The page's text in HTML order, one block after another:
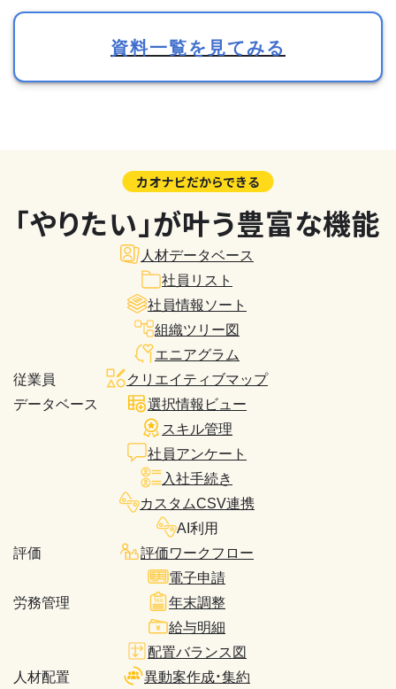
資料一覧を見てみる
カオナビだからできる
「やりたい」が叶う豊富な機能
従業員
データベース
人材データベース
社員リスト
社員情報ソート
組織ツリー図
エニアグラム
クリエイティブマップ
選択情報ビュー
スキル管理
社員アンケート
入社手続き
カスタムCSV連携
AI利用
評価
評価ワークフロー
労務管理
電子申請
年末調整
給与明細
人材配置
配置バランス図
異動案作成・集約